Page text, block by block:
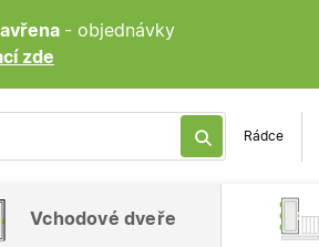
- objednávky
zde
Rádce
Vchodové dveře